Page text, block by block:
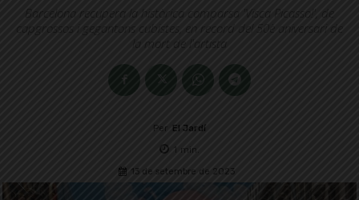
Barcelona recupera la històrica comparsa 'Visca Picasso!', de
capgrossos i gegantons cubistes, en record del 50è aniversari de
la mort de l'artista
Per El Jardí
1 min.
13 de setembre de 2023